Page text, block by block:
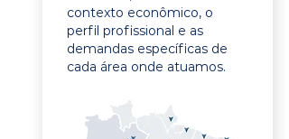
contexto econômico, o
perfil profissional e as
demandas específicas de
cada área onde atuamos.